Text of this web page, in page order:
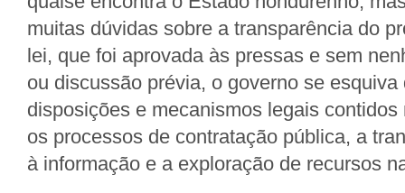
muitas dúvidas sobre a transparência do
lei, que foi aprovada às pressas e sem
ou discussão prévia, o governo se esquiva
disposições e mecanismos legais
os processos de contratação pública, a
à informação e a exploração de recursos